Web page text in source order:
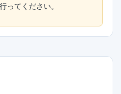
ってください。